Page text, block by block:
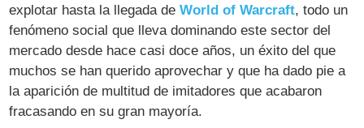
explotar hasta la llegada deWorld of Warcraft, todo un
fenómeno social que lleva dominando este sector del
mercado desde hace casi doce años, un éxito del que
muchos se han querido aprovechar y que ha dado pie a
la aparición de multitud de imitadores que acabaron
fracasando en su gran mayoría.